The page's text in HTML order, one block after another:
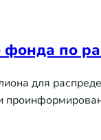
по
для